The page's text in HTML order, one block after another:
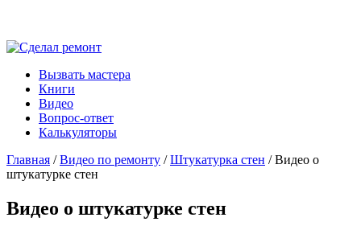
Вызвать мастера
Книги
Видео
Вопрос-ответ
Калькуляторы
Главная /Видео по ремонту /Штукатурка стен / Видео о
штукатурке стен
Видео о штукатурке стен